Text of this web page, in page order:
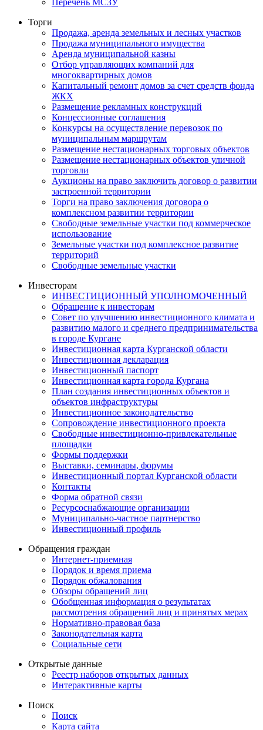
Торги
Продажа, аренда земельных и лесных участков
Продажа муниципального имущества
Аренда муниципальной казны
Отбор управляющих компаний для
многоквартирных домов
Капитальный ремонт домов за счет средств фонда
ЖКХ
Размещение рекламных конструкций
Концессионные соглашения
Конкурсы на осуществление перевозок по
муниципальным маршрутам
Размещение нестационарных торговых объектов
Размещение нестационарных объектов уличной
торговли
Аукционы на право заключить договор о развитии
застроенной территории
Торги на право заключения договора о
комплексном развитии территории
Свободные земельные участки под коммерческое
использование
Земельные участки под комплексное развитие
территорий
Свободные земельные участки
Инвесторам
ИНВЕСТИЦИОННЫЙ УПОЛНОМОЧЕННЫЙ
Обращение к инвесторам
Совет по улучшению инвестиционного климата и
развитию малого и среднего предпринимательства
в городе Кургане
Инвестиционная карта Курганской области
Инвестиционная декларация
Инвестиционный паспорт
Инвестиционная карта города Кургана
План создания инвестиционных объектов и
объектов инфраструктуры
Инвестиционное законодательство
Сопровождение инвестиционного проекта
Свободные инвестиционно-привлекательные
площадки
Формы поддержки
Выставки, семинары, форумы
Инвестиционный портал Курганской области
Контакты
Форма обратной связи
Ресурсоснабжающие организации
Муниципально-частное партнерство
Инвестиционный профиль
Обращения граждан
Интернет-приемная
Порядок и время приема
Порядок обжалования
Обзоры обращений лиц
Обобщенная информация о результатах
рассмотрения обращений лиц и принятых мерах
Нормативно-правовая база
Законодательная карта
Социальные сети
Открытые данные
Реестр наборов открытых данных
Интерактивные карты
Поиск
Поиск
Карта сайта